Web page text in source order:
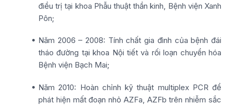
điều trị tại khoa Phẫu thuật thần kinh, Bệnh viện Xanh
Pôn;
Năm 2006 – 2008: Tính chất gia đình của bệnh đái
tháo đường tại khoa Nội tiết và rối loạn chuyển hóa
Bệnh viện Bạch Mai;
Năm 2010: Hoàn chỉnh kỹ thuật multiplex PCR để
phát hiện mất đoạn nhỏ AZFa, AZFb trên nhiễm sắc